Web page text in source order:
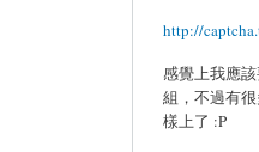
http://
感覺上我應
組，不過有
樣上了 :P